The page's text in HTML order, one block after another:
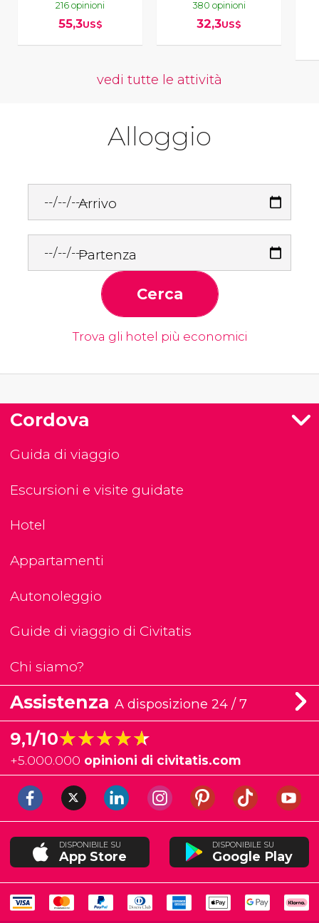
216 opinioni
55,3US$
380 opinioni
32,3US$
vedi tutte le attività
Alloggio
Arrivo
Partenza
Cerca
Trova gli hotel più economici
Cordova
Guida di viaggio
Escursioni e visite guidate
Hotel
Appartamenti
Autonoleggio
Guide di viaggio di Civitatis
Chi siamo?
Assistenza A disposizione 24 / 7
9,1/10★★★★★
★★★★★
+5.000.000 opinioni di civitatis.com
DISPONIBILE SU
App Store
DISPONIBILE SU
Google Play